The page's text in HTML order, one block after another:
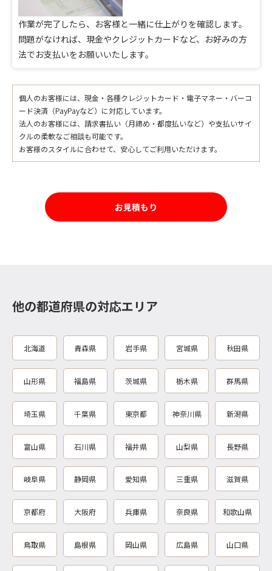
作業が完了したら、お客様と一緒に仕上がりを確認します。
問題がなければ、現金やクレジットカードなど、お好みの方
法でお支払いをお願いいたします。
個人のお客様には、現金・各種クレジットカード・電子マネー・バーコ
ード決済（PayPayなど）に対応しています。
法人のお客様には、請求書払い（月締め・都度払いなど）や支払いサイ
クルの柔軟なご相談も可能です。
お客様のスタイルに合わせて、安心してご利用いただけます。
お見積もり
他の都道府県の対応エリア
北海道 青森県 岩手県 宮城県 秋田県
山形県 福島県 茨城県 栃木県 群馬県
埼玉県 千葉県 東京都 神奈川県 新潟県
富山県 石川県 福井県 山梨県 長野県
岐阜県 静岡県 愛知県 三重県 滋賀県
京都府 大阪府 兵庫県 奈良県 和歌山県
鳥取県 島根県 岡山県 広島県 山口県